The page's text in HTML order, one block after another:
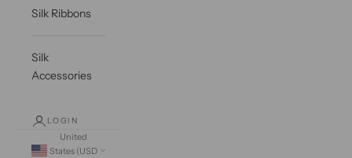
Silk Ribbons
Silk
Accessories
LOGIN
United
States (USD